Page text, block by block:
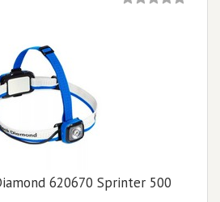
620670 Sprinter 500